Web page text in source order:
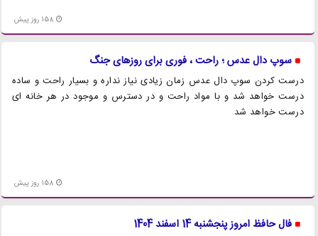
158 روز پیش
سوپ دال عدس ؛ راحت ، فوری برای روزهای جنگ
درست کردن سوپ دال عدس زمان زیادی نیاز نداره و بسیار راحت و ساده
درست خواهد شد و با مواد راحت و در دسترس و موجود در هر خانه ای
درست خواهد شد
158 روز پیش
فال حافظ امروز پنجشنبه 14 اسفند 1404